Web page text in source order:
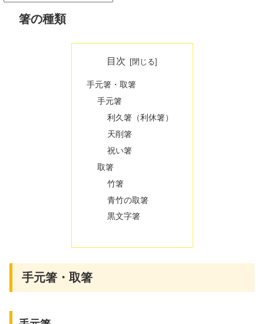
箸の種類
目次
手元箸・取箸
手元箸
利久箸（利休箸）
天削箸
祝い箸
取箸
竹箸
青竹の取箸
黒文字箸
手元箸・取箸